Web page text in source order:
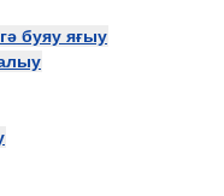
буяу яғыу